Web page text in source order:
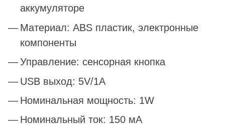
аккумуляторе
Материал: ABS пластик, электронные
компоненты
Управление: сенсорная кнопка
USB выход: 5V/1A
Номинальная мощность: 1W
Номинальный ток: 150 мА